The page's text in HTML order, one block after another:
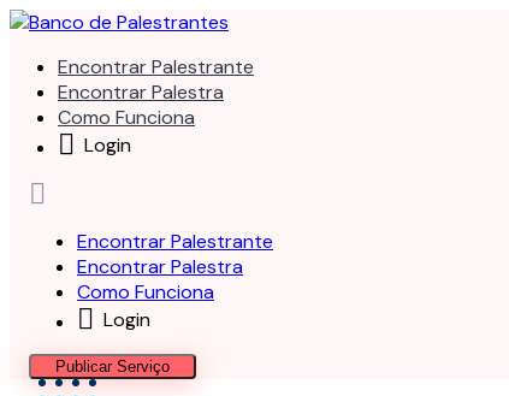
Skip
contentEncontrar Palestrante
Encontrar Palestra
Como Funciona
Login
Encontrar Palestrante
Encontrar Palestra
Como Funciona
Login
Publicar Serviço